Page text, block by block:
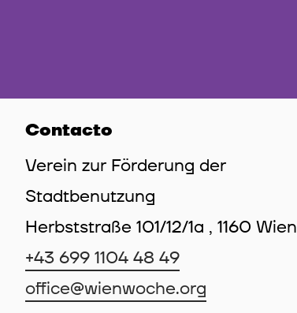
Contacto
Verein zur Förderung der
Stadtbenutzung
Herbststraße 101/12/1a , 1160 Wien
+43 699 1104 48 49
office@wienwoche.org